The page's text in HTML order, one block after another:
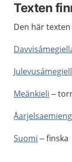
Texten
Den här
Meänkieli –
Suomi – finska